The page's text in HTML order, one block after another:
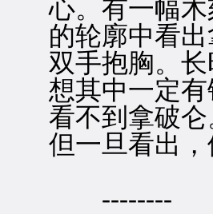
心。有一幅
的轮廓中看
双手抱胸。
想其中一定
看不到拿破
但一旦看出
--------